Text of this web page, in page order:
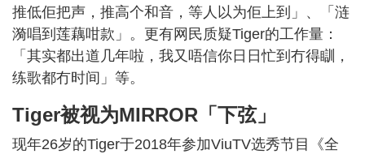
推低佢把声，推高个和音，等人以为佢上到」、「涟
漪唱到莲藕咁款」。更有网民质疑Tiger的工作量：
「其实都出道几年啦，我又唔信你日日忙到冇得瞓，
练歌都冇时间」等。
Tiger被视为MIRROR「下弦」
现年26岁的Tiger于2018年参加ViuTV选秀节目《全